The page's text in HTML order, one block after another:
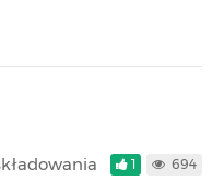
1 694